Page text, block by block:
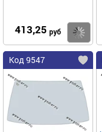
413,25 руб
Код 9547